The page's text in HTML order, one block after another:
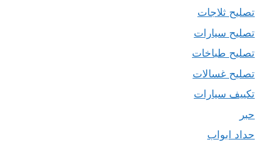
تصليح ثلاجات
تصليح سيارات
تصليح طباخات
تصليح غسالات
تكييف سيارات
حبر
حداد ابواب